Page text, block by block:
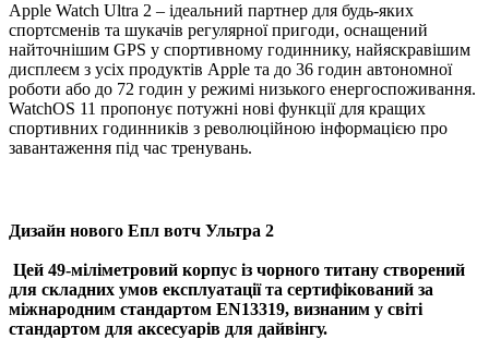
Apple Watch Ultra 2 – ідеальний партнер для будь-яких
спортсменів та шукачів регулярної пригоди, оснащений
найточнішим GPS у спортивному годиннику, найяскравішим
дисплеєм з усіх продуктів Apple та до 36 годин автономної
роботи або до 72 годин у режимі низького енергоспоживання.
WatchOS 11 пропонує потужні нові функції для кращих
спортивних годинників з революційною інформацією про
завантаження під час тренувань.
Дизайн нового Епл вотч Ультра 2
Цей 49-міліметровий корпус із чорного титану створений
для складних умов експлуатації та сертифікований за
міжнародним стандартом EN13319, визнаним у світі
стандартом для аксесуарів для дайвінгу.